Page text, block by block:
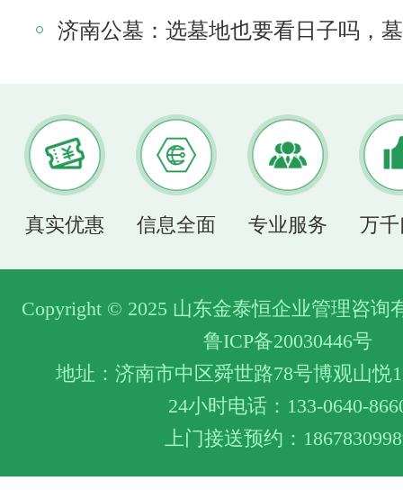
真实优惠 信息全面 专业服务 万
Copyright © 2025 山东金泰恒企业管理咨询
鲁ICP备20030446号
地址：济南市中区舜世路78号博观山悦
24小时电话：133-0640-
上门接送预约：